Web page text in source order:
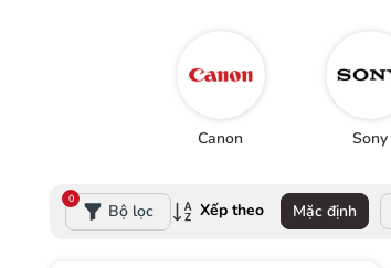
Canon Sony
Bộ lọc
0
Xếp theo Mặc định